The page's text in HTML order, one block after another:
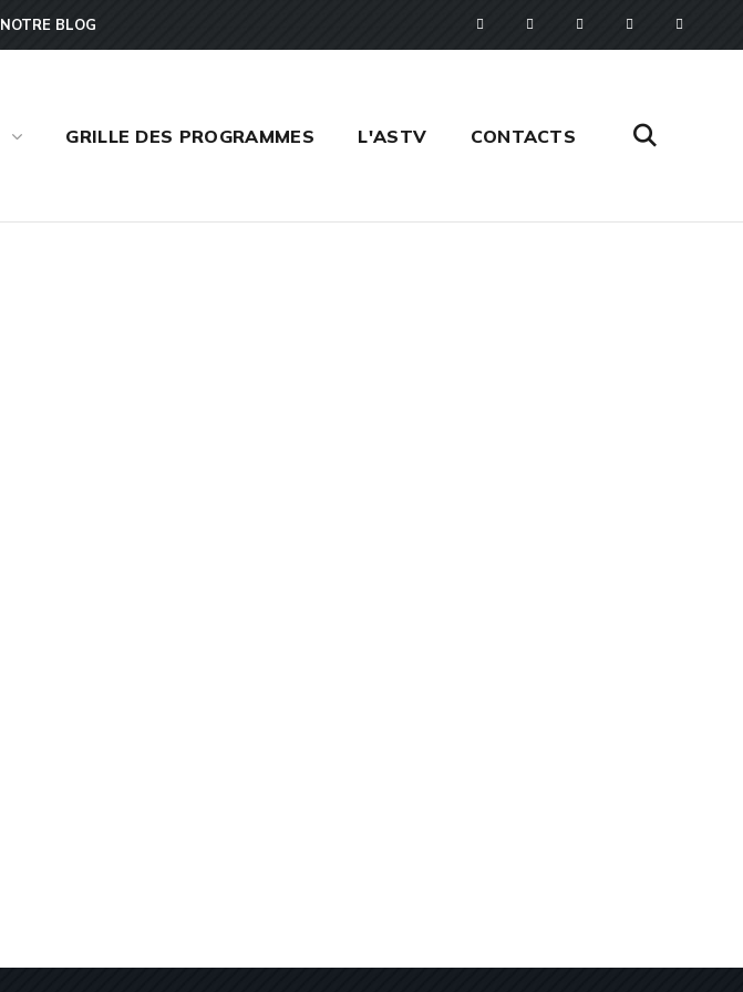
NOTRE BLOG
GRILLE DES PROGRAMMES L'ASTV CONTACTS